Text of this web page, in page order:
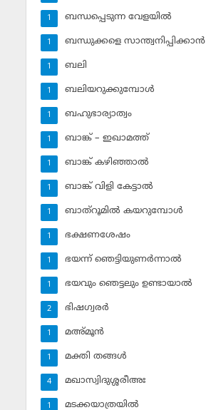
ബന്ധപ്പെടുന്ന വേളയില്‍
1
ബന്ധുക്കളെ സാന്ത്വനിപ്പിക്കാന്‍
1
ബലി
1
ബലിയറുക്കുമ്പോള്‍
1
ബഹുഭാര്യാത്വം
1
ബാങ്ക് – ഇഖാമത്ത്
1
ബാങ്ക് കഴിഞ്ഞാല്‍
1
ബാങ്ക് വിളി കേട്ടാല്‍
1
ബാത്‌റൂമില്‍ കയറുമ്പോള്‍
1
ഭക്ഷണശേഷം
1
ഭയന്ന് ഞെട്ടിയുണര്‍ന്നാല്‍
1
ഭയവും ഞെട്ടലും ഉണ്ടായാല്‍
1
ഭിഷഗ്വരര്‍
2
മഅ്മൂന്‍
1
മക്തി തങ്ങള്‍
1
മഖാസ്വിദുശ്ശരീഅഃ
4
മടക്കയാത്രയില്‍
1